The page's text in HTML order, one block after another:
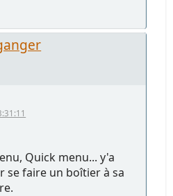
Quick menu... y'a
faire un boîtier à sa